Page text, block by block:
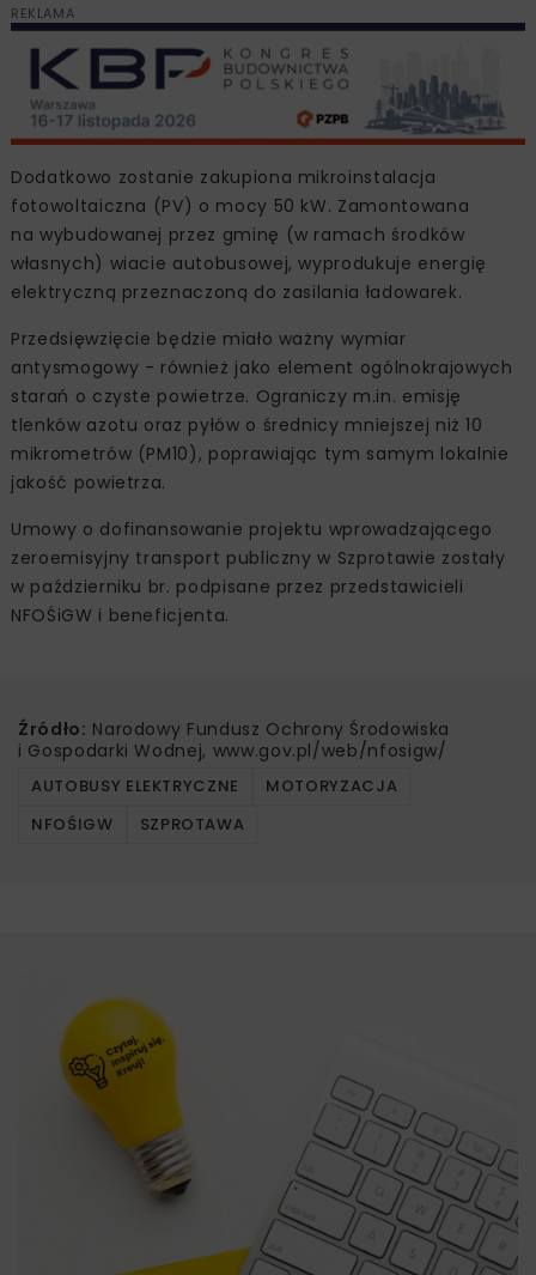
REKLAMA
Dodatkowo zostanie zakupiona mikroinstalacja
fotowoltaiczna (PV) o mocy 50 kW. Zamontowana
na wybudowanej przez gminę (w ramach środków
własnych) wiacie autobusowej, wyprodukuje energię
elektryczną przeznaczoną do zasilania ładowarek.
Przedsięwzięcie będzie miało ważny wymiar
antysmogowy - również jako element ogólnokrajowych
starań o czyste powietrze. Ograniczy m.in. emisję
tlenków azotu oraz pyłów o średnicy mniejszej niż 10
mikrometrów (PM10), poprawiając tym samym lokalnie
jakość powietrza.
Umowy o dofinansowanie projektu wprowadzającego
zeroemisyjny transport publiczny w Szprotawie zostały
w październiku br. podpisane przez przedstawicieli
NFOŚiGW i beneficjenta.
Źródło: Narodowy Fundusz Ochrony Środowiska
i Gospodarki Wodnej, www.gov.pl/web/nfosigw/
AUTOBUSY ELEKTRYCZNE
MOTORYZACJA
NFOŚIGW
SZPROTAWA